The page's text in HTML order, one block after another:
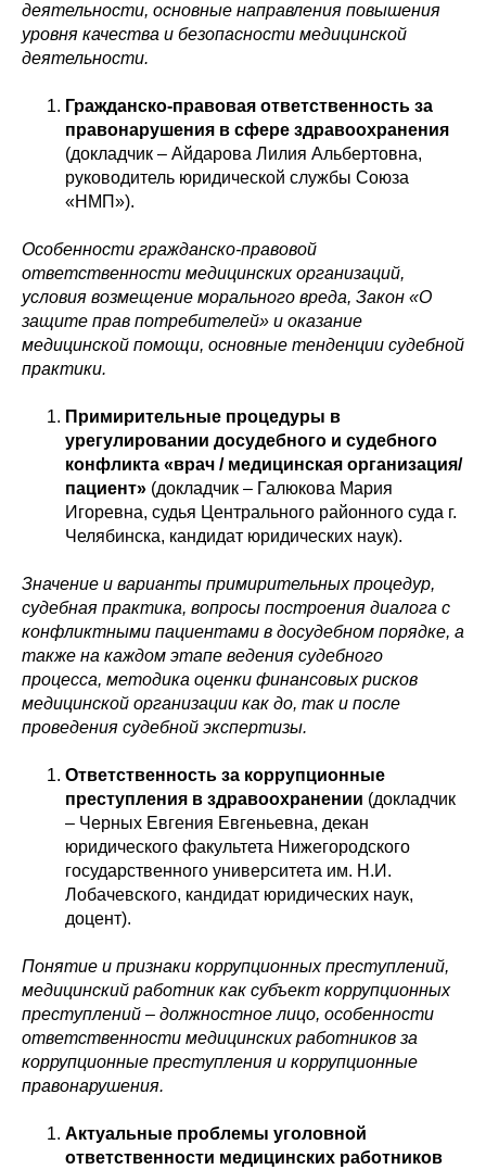
деятельности, основные направления повышения
уровня качества и безопасности медицинской
деятельности.
Гражданско-правовая ответственность за
правонарушения в сфере здравоохранения
(докладчик – Айдарова Лилия Альбертовна,
руководитель юридической службы Союза
«НМП»).
Особенности гражданско-правовой
ответственности медицинских организаций,
условия возмещение морального вреда, Закон «О
защите прав потребителей» и оказание
медицинской помощи, основные тенденции судебной
практики.
Примирительные процедуры в
урегулировании досудебного и судебного
конфликта «врач / медицинская организация/
пациент» (докладчик – Галюкова Мария
Игоревна, судья Центрального районного суда г.
Челябинска, кандидат юридических наук).
Значение и варианты примирительных процедур,
судебная практика, вопросы построения диалога с
конфликтными пациентами в досудебном порядке, а
также на каждом этапе ведения судебного
процесса, методика оценки финансовых рисков
медицинской организации как до, так и после
проведения судебной экспертизы.
Ответственность за коррупционные
преступления в здравоохранении (докладчик
– Черных Евгения Евгеньевна, декан
юридического факультета Нижегородского
государственного университета им. Н.И.
Лобачевского, кандидат юридических наук,
доцент).
Понятие и признаки коррупционных преступлений,
медицинский работник как субъект коррупционных
преступлений – должностное лицо, особенности
ответственности медицинских работников за
коррупционные преступления и коррупционные
правонарушения.
Актуальные проблемы уголовной
ответственности медицинских работников